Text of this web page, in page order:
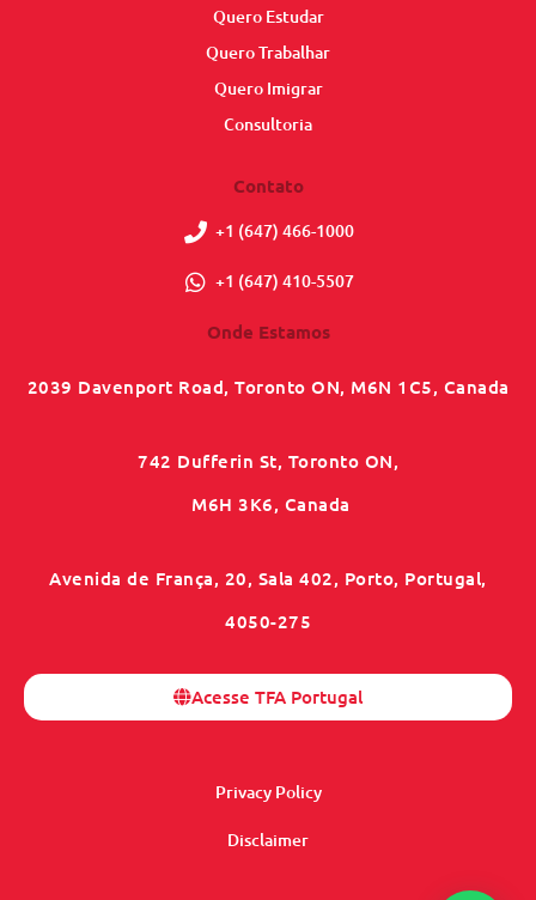
Quero Estudar
Quero Trabalhar
Quero Imigrar
Consultoria
Contato
+1 (647) 466-1000
+1 (647) 410-5507
Onde Estamos
2039 Davenport Road, Toronto ON, M6N 1C5, Canada
742 Dufferin St, Toronto ON,
M6H 3K6, Canada
Avenida de França, 20, Sala 402, Porto, Portugal,
4050-275
Acesse TFA Portugal
Privacy Policy
Disclaimer